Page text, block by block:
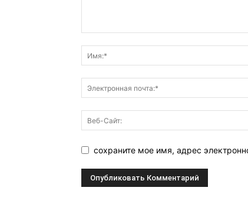
сохраните мое имя, адрес